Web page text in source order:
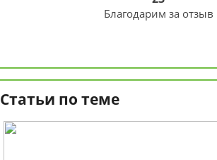
Благодарим за отзыв
Статьи по теме